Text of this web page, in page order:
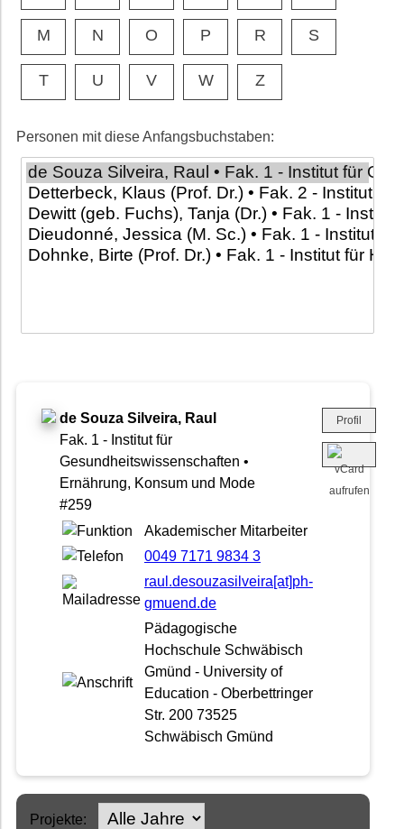
M N O P R S
T U V W Z
Personen mit diese Anfangsbuchstaben:
de Souza Silveira, Raul
Fak. 1 - Institut für
Gesundheitswissenschaften •
Ernährung, Konsum und Mode
#259
Akademischer Mitarbeiter
0049 7171 9834 3
raul.desouzasilveira[at]ph-
gmuend.de
Pädagogische
Hochschule Schwäbisch
Gmünd - University of
Education - Oberbettringer
Str. 200 73525
Schwäbisch Gmünd
Profil
Projekte: